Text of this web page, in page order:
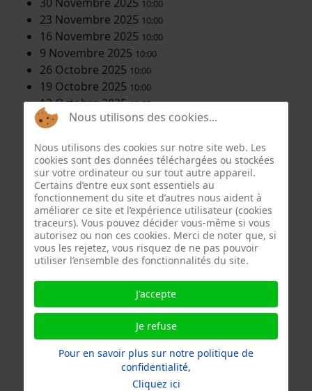
10:00
23 Novembre 2025 10:00
16 Novembre 2025 10:00
9 Novembre 2025 10:00
26 Octobre 2025 10:00
19 Octobre 2025 10:00
12 Octobre 202510:00
5 Octobre 202510:00
21 Septembre 202510:00
14 Septembre 2025 10:00
7 Septembre 202510:00
29 Juin 202510:00
22 Juin 2025 10:00
15 Juin 202510:00
8 Juin 202510:00
18 Mai 202510:00
4 Mai 202510:00
27 Avril 202510:00
10:00
Nous utilisons des cookies...
Nous utilisons des cookies sur notre site web. Les
cookies sont des données téléchargées ou stockées
sur votre ordinateur ou sur tout autre appareil.
Certains d’entre eux sont essentiels au
fonctionnement du site et d’autres nous aident à
améliorer ce site et l’expérience utilisateur (cookies
traceurs). Vous pouvez décider vous-même si vous
autorisez ou non ces cookies. Merci de noter que, si
vous les rejetez, vous risquez de ne pas pouvoir
utiliser l’ensemble des fonctionnalités du site.
J'accepte
Je refuse
Pour en savoir plus sur notre politique de
confidentialité,
Cliquez ici